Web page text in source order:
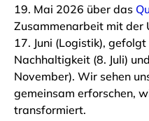
19. Mai 2026 über das
Zusammenarbeit mit der
17. Juni (Logistik),
Nachhaltigkeit (8. Juli)
November). Wir sehen
gemeinsam erforschen,
transformiert.